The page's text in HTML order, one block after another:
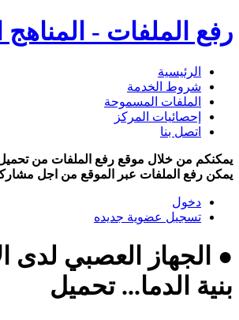
رفع الملفات - المناهج
الرئيسية
شروط الخدمة
الملفات المسموحة
إحصائيات المركز
اتصل بنا
يمكنكم من خلال موقع رفع الملفات من
يمكن رفع الملفات عبر الموقع من اجل
دخول
تسجيل عضوية جديده
● الجهاز العصبي لدى
بنية الدما... تحميل